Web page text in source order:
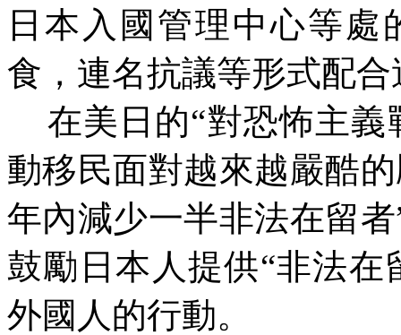
日本入國管理中心等
食，連名抗議等形式配
在美日的“對恐怖主義
動移民面對越來越嚴酷
年內減少一半非法在留
鼓勵日本人提供“非法
外國人的行動。